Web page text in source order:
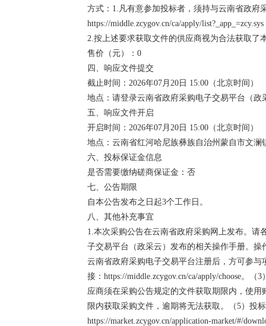
方式：1.凡有意参加投标者，须持与云南省政府
https://middle.zcygov.cn/ca/apply/list?_app_=zcy.sys
2.按上述要求获取文件的供应商视为合法获取了
售价（元）：0
四、响应文件提交
截止时间：2026年07月20日 15:00（北京时间）
地点：请登录云南省政府采购电子交易平台（政
五、响应文件开启
开启时间：2026年07月20日 15:00（北京时间）
地点：云南省红河哈尼族彝族自治州蒙自市文澜
六、投标保证金信息
是否需要缴纳磋商保证金：否
七、公告期限
自本公告发布之日起3个工作日。
八、其他补充事宜
1.本次采购公告在云南省政府采购网上发布。
子交易平台（政采云）发布的相关操作手册。操
云南省政府采购电子交易平台注册后，方可参
接：https://middle.zcygov.cn/ca/apply/choose。
应商须在采购公告规定的文件获取期限内，使
限内获取采购文件，逾期将无法获取。（5）投
https://market.zcygov.cn/application-market/#/